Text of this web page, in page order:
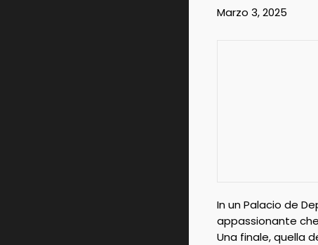
Marzo 3, 2025
In un Palacio de
appassionante che
Una finale, quella